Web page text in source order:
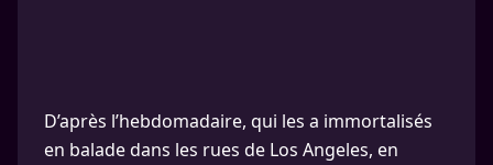
D’après l’hebdomadaire, qui les a immortalisés
en balade dans les rues de Los Angeles, en